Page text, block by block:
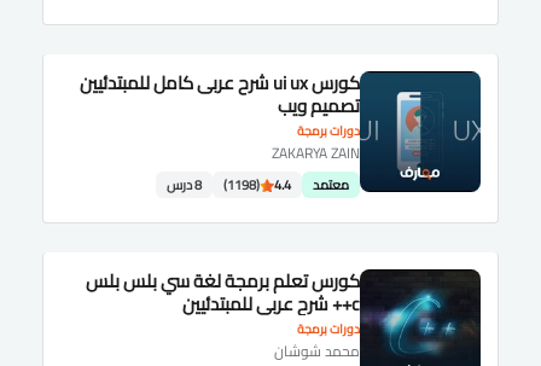
دورات برمجة
كورس ui ux شرح عربى كامل للمبتدئيين
تصميم ويب
ZAKARYA ZAIN
معتمد 4.4
(1198) 8 درس
دورات برمجة
كورس تعلم برمجة لغة سي بلس بلس
c++ شرح عربى للمبتدئيين
محمد شوشان